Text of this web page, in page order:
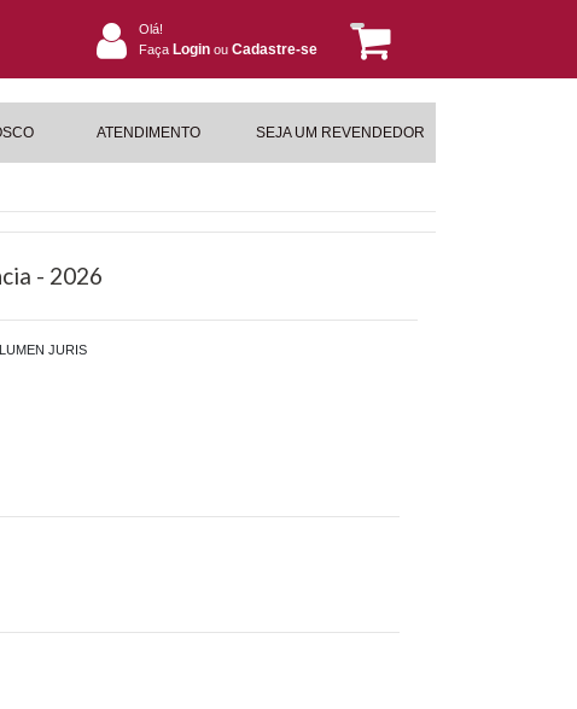
Olá!
Faça Login ou Cadastre-se
ATENDIMENTO SEJA UM REVENDEDOR
- 2026
LUMEN JURIS